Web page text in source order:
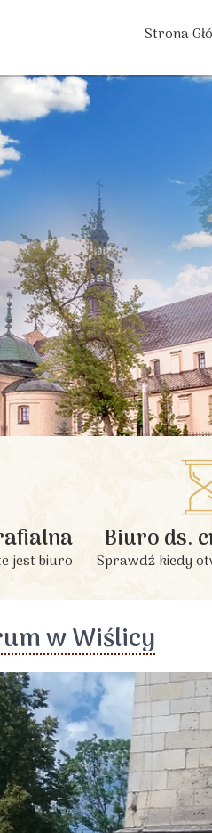
Strona
jest biuro
Biuro ds.
Sprawdź kiedy
w Wiślicy